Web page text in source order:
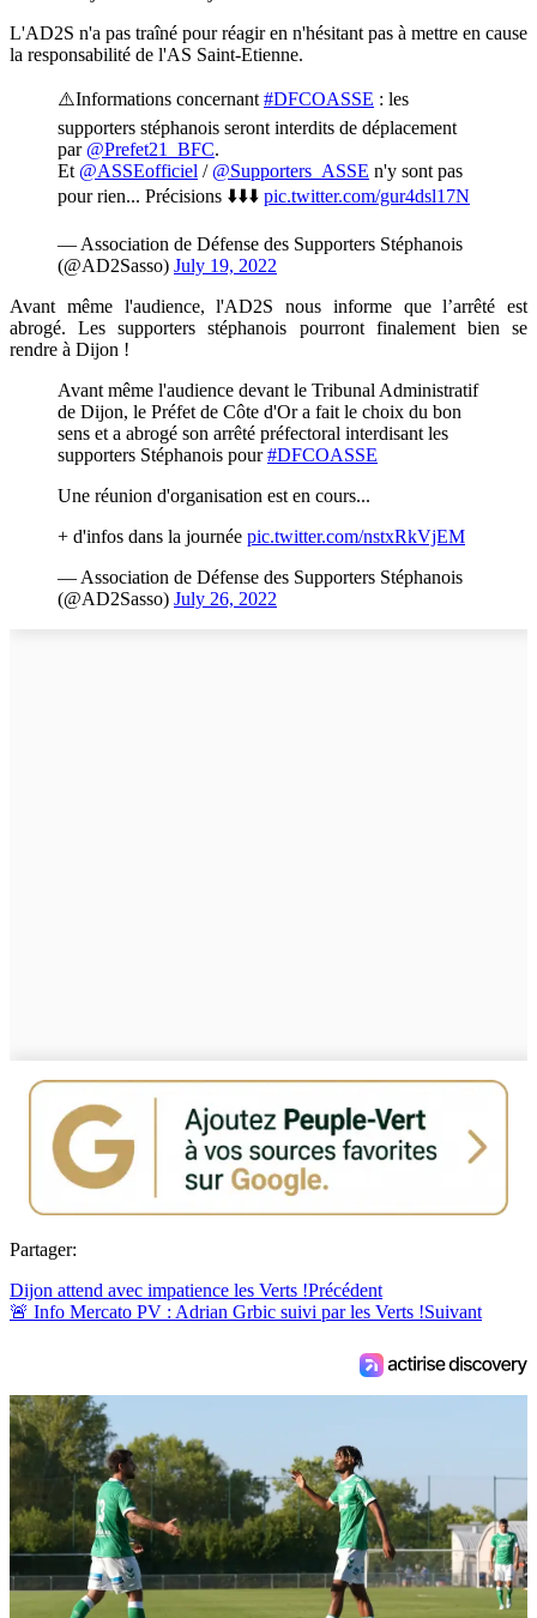
L'AD2S n'a pas traîné pour réagir en n'hésitant pas à mettre en cause
la responsabilité de l'AS Saint-Etienne.
⚠️Informations concernant #DFCOASSE : les
supporters stéphanois seront interdits de déplacement
par @Prefet21_BFC.
Et @ASSEofficiel / @Supporters_ASSE n'y sont pas
pour rien... Précisions ⬇️⬇️⬇️ pic.twitter.com/gur4dsl17N
— Association de Défense des Supporters Stéphanois
(@AD2Sasso) July 19, 2022
Avant même l'audience, l'AD2S nous informe que l’arrêté est
abrogé. Les supporters stéphanois pourront finalement bien se
rendre à Dijon !
Avant même l'audience devant le Tribunal Administratif
de Dijon, le Préfet de Côte d'Or a fait le choix du bon
sens et a abrogé son arrêté préfectoral interdisant les
supporters Stéphanois pour#DFCOASSE
Une réunion d'organisation est en cours...
+ d'infos dans la journée pic.twitter.com/nstxRkVjEM
— Association de Défense des Supporters Stéphanois
(@AD2Sasso) July 26, 2022
Partager:
Dijon attend avec impatience les Verts !Précédent
🚨 Info Mercato PV : Adrian Grbic suivi par les Verts !Suivant